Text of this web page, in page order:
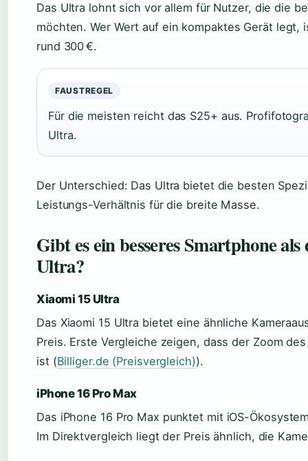
Das Ultra lohnt sich vor allem für Nutzer, die die
möchten. Wer Wert auf ein kompaktes Gerät
rund 300 €.
FAUSTREGEL
Für die meisten reicht das S25+ aus.
Ultra.
Der Unterschied: Das Ultra bietet die besten
Leistungs-Verhältnis für die breite Masse.
Gibt es ein besseres Smartphone
Ultra?
Xiaomi 15 Ultra
Das Xiaomi 15 Ultra bietet eine ähnliche
Preis. Erste Vergleiche zeigen, dass der Zoom
ist (Billiger.de (Preisvergleich)).
iPhone 16 Pro Max
Das iPhone 16 Pro Max punktet mit iOS-
Im Direktvergleich liegt der Preis ähnlich, die